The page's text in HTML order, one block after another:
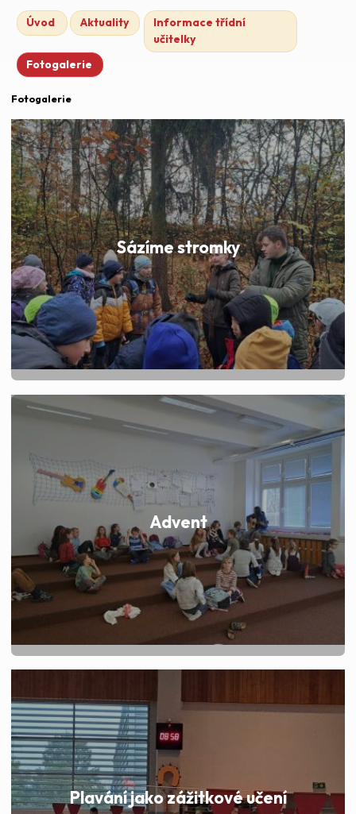
Úvod Aktuality
Informace třídní
učitelky
Fotogalerie
Fotogalerie
Sázíme stromky
Advent
Plavání jako zážitkové učení